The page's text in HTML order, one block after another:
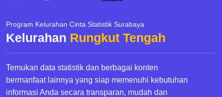
Program Kelurahan Cinta Statistik Surabaya
Kelurahan Rungkut Tengah
Temukan data statistik dan berbagai konten
bermanfaat lainnya yang siap memenuhi kebutuhan
informasi Anda secara transparan, mudah dan